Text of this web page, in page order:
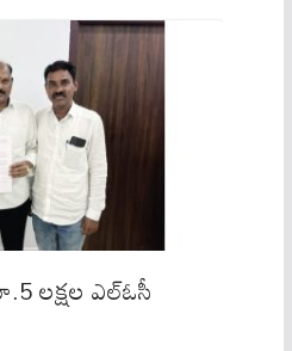
లక్షల ఎల్‌ఓసీ